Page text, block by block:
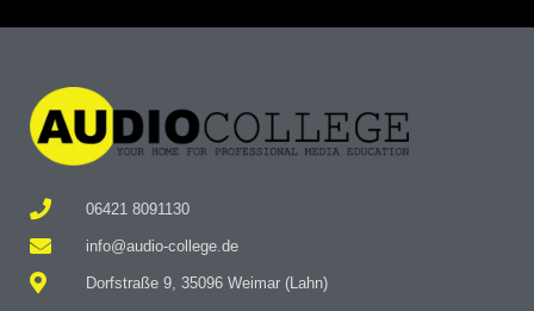
06421 8091130
info@audio-college.de
Dorfstraße 9, 35096 Weimar (Lahn)